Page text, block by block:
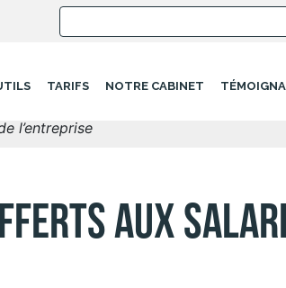
TARIFS NOTRE CABINET
l’entreprise
aux